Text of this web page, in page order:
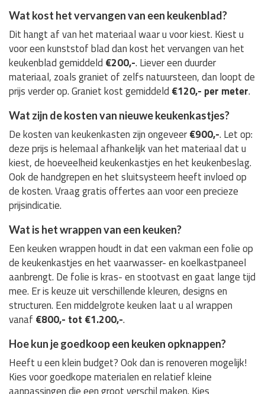
Wat kost het vervangen van een keukenblad?
Dit hangt af van het materiaal waar u voor kiest. Kiest u
voor een kunststof blad dan kost het vervangen van het
keukenblad gemiddeld €200,-. Liever een duurder
materiaal, zoals graniet of zelfs natuursteen, dan loopt de
prijs verder op. Graniet kost gemiddeld €120,- per meter.
Wat zijn de kosten van nieuwe keukenkastjes?
De kosten van keukenkasten zijn ongeveer€900,-. Let op:
deze prijs is helemaal afhankelijk van het materiaal dat u
kiest, de hoeveelheid keukenkastjes en het keukenbeslag.
Ook de handgrepen en het sluitsysteem heeft invloed op
de kosten. Vraag gratis offertes aan voor een precieze
prijsindicatie.
Wat is het wrappen van een keuken?
Een keuken wrappen houdt in dat een vakman een folie op
de keukenkastjes en het vaarwasser- en koelkastpaneel
aanbrengt. De folie is kras- en stootvast en gaat lange tijd
mee. Er is keuze uit verschillende kleuren, designs en
structuren. Een middelgrote keuken laat u al wrappen
vanaf €800,- tot €1.200,-.
Hoe kun je goedkoop een keuken opknappen?
Heeft u een klein budget? Ook dan is renoveren mogelijk!
Kies voor goedkope materialen en relatief kleine